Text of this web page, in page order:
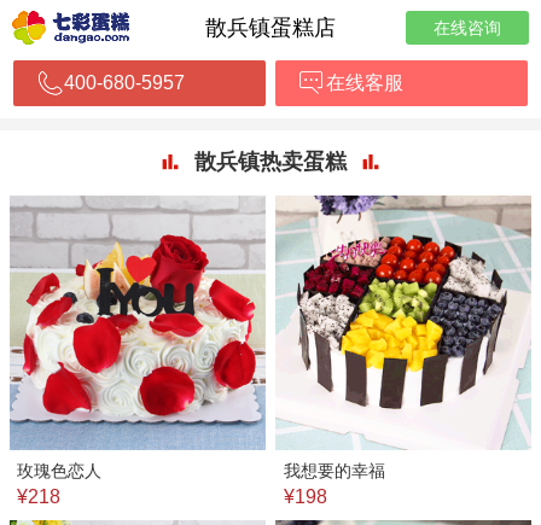
散兵镇蛋糕店 在线咨询
400-680-5957 在线客服
散兵镇热卖蛋糕
玫瑰色恋人
¥218
我想要的幸福
¥198